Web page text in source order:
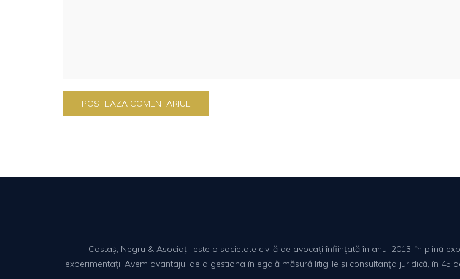
Costaș, Negru & Asociații este o societate civilă de avocați înființată în anul 2013, în plină
experimentați. Avem avantajul de a gestiona în egală măsură litigiile și consultanța juridică, în 45